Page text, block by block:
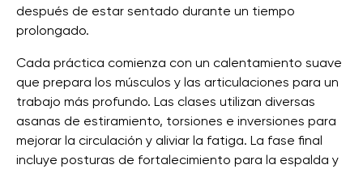
después de estar sentado durante un tiempo
prolongado.
Cada práctica comienza con un calentamiento suave
que prepara los músculos y las articulaciones para un
trabajo más profundo. Las clases utilizan diversas
asanas de estiramiento, torsiones e inversiones para
mejorar la circulación y aliviar la fatiga. La fase final
incluye posturas de fortalecimiento para la espalda y